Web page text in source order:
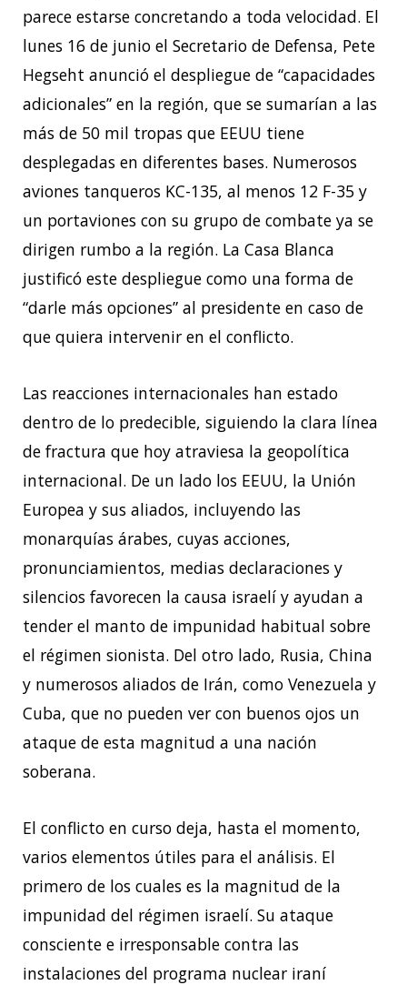
parece estarse concretando a toda velocidad. El
lunes 16 de junio el Secretario de Defensa, Pete
Hegseht anunció el despliegue de “capacidades
adicionales” en la región, que se sumarían a las
más de 50 mil tropas que EEUU tiene
desplegadas en diferentes bases. Numerosos
aviones tanqueros KC-135, al menos 12 F-35 y
un portaviones con su grupo de combate ya se
dirigen rumbo a la región. La Casa Blanca
justificó este despliegue como una forma de
“darle más opciones” al presidente en caso de
que quiera intervenir en el conflicto.
Las reacciones internacionales han estado
dentro de lo predecible, siguiendo la clara línea
de fractura que hoy atraviesa la geopolítica
internacional. De un lado los EEUU, la Unión
Europea y sus aliados, incluyendo las
monarquías árabes, cuyas acciones,
pronunciamientos, medias declaraciones y
silencios favorecen la causa israelí y ayudan a
tender el manto de impunidad habitual sobre
el régimen sionista. Del otro lado, Rusia, China
y numerosos aliados de Irán, como Venezuela y
Cuba, que no pueden ver con buenos ojos un
ataque de esta magnitud a una nación
soberana.
El conflicto en curso deja, hasta el momento,
varios elementos útiles para el análisis. El
primero de los cuales es la magnitud de la
impunidad del régimen israelí. Su ataque
consciente e irresponsable contra las
instalaciones del programa nuclear iraní